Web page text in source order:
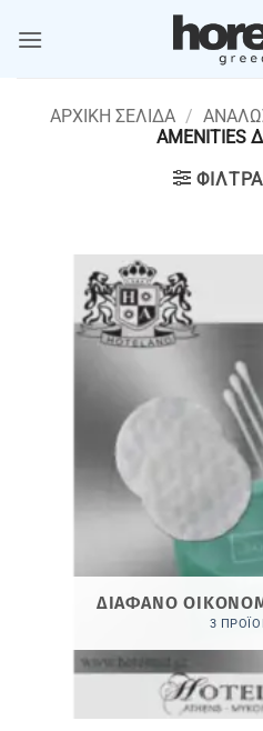
στο
ΑΡΧΙΚΉ ΣΕΛΊΔΑ /
AMENITIES
ΔΙΑΦΑΝΟ
3